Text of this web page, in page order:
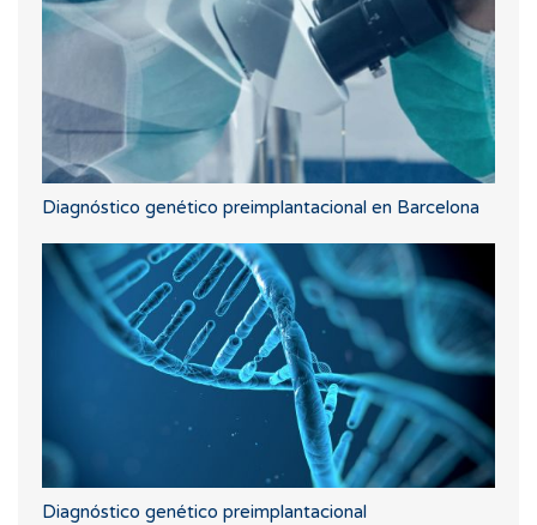
Diagnóstico genético preimplantacional en Barcelona
Diagnóstico genético preimplantacional